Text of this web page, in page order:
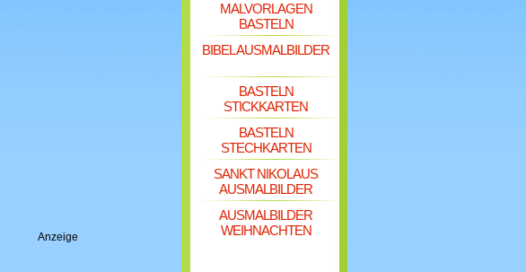
Anzeige
MALVORLAGEN
BASTELN
BIBEL AUSMALBILDER
BASTELN
STICKKARTEN
BASTELN
STECHKARTEN
SANKT NIKOLAUS
AUSMALBILDER
AUSMALBILDER
WEIHNACHTEN